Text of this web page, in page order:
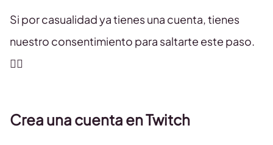
Si por casualidad ya tienes una cuenta, tienes
nuestro consentimiento para saltarte este paso.
👇🏻
Crea una cuenta en Twitch